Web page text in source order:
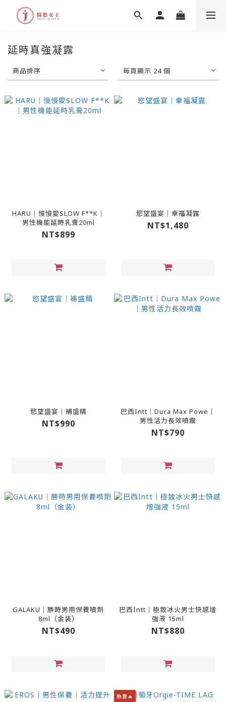
延時真強凝露
商品排序 每頁顯示 24 個
HARU｜慢慢愛SLOW F**K｜
男性機能延時乳膏20ml
NT$899
慾望盛宴｜幸福凝露
NT$1,480
慾望盛宴｜補盛精
NT$990
巴西Intt｜Dura Max Powe｜
男性活力長效噴霧
NT$790
GALAKU｜勝時男用保養噴劑
8ml（金装）
NT$490
巴西Intt｜極致冰火男士快感增
強液 15ml
NT$880
熱賣🔥